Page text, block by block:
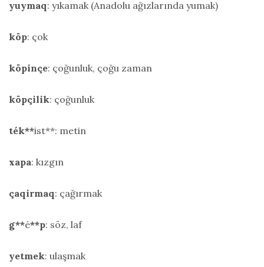
yuymaq: yıkamak (Anadolu ağızlarında yumak)
köp: çok
köpinçe: çoğunluk, çoğu zaman
köpçilik: çoğunluk
ték**ist**: metin
xapa: kızgın
çaqirmaq: çağırmak
g**é**p: söz, laf
yetmek: ulaşmak